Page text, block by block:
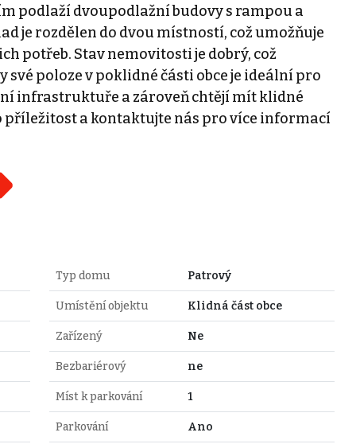
podlaží dvoupodlažní budovy s rampou a
je rozdělen do dvou místností, což umožňuje
potřeb. Stav nemovitosti je dobrý, což
poloze v poklidné části obce je ideální pro
infrastruktuře a zároveň chtějí mít klidné
a kontaktujte nás pro více informací
Typ domu Patrový
Umístění objektu Klidná část obce
Zařízený Ne
Bezbariérový ne
Míst k parkování 1
Parkování Ano